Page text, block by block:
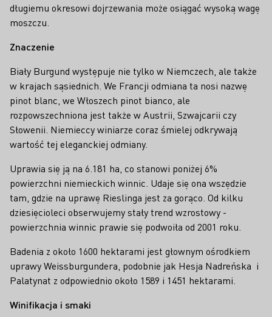
długiemu okresowi dojrzewania może osiągać wysoką wagę
moszczu.
Znaczenie
Biały Burgund występuje nie tylko w Niemczech, ale także
w krajach sąsiednich. We Francji odmiana ta nosi nazwę
pinot blanc, we Włoszech pinot bianco, ale
rozpowszechniona jest także w Austrii, Szwajcarii czy
Słowenii. Niemieccy winiarze coraz śmielej odkrywają
wartość tej eleganckiej odmiany.
Uprawia się ją na 6.181 ha, co stanowi poniżej 6%
powierzchni niemieckich winnic. Udaje się ona wszędzie
tam, gdzie na uprawę Rieslinga jest za gorąco. Od kilku
dziesięcioleci obserwujemy stały trend wzrostowy -
powierzchnia winnic prawie się podwoiła od 2001 roku.
Badenia z około 1600 hektarami jest głownym ośrodkiem
uprawy Weissburgundera, podobnie jak Hesja Nadreńska i
Palatynat z odpowiednio około 1589 i 1451 hektarami.
Winifikacja i smaki